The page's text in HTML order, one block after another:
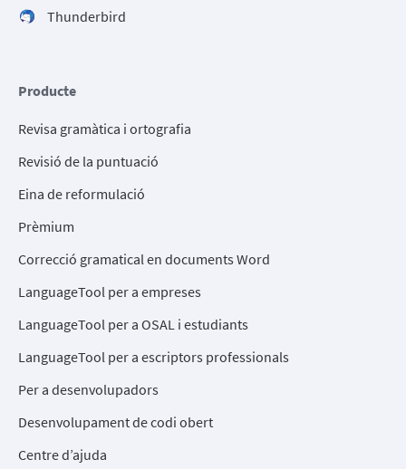
Thunderbird
Producte
Revisa gramàtica i ortografia
Revisió de la puntuació
Eina de reformulació
Prèmium
Correcció gramatical en documents Word
LanguageTool per a empreses
LanguageTool per a OSAL i estudiants
LanguageTool per a escriptors professionals
Per a desenvolupadors
Desenvolupament de codi obert
Centre d’ajuda